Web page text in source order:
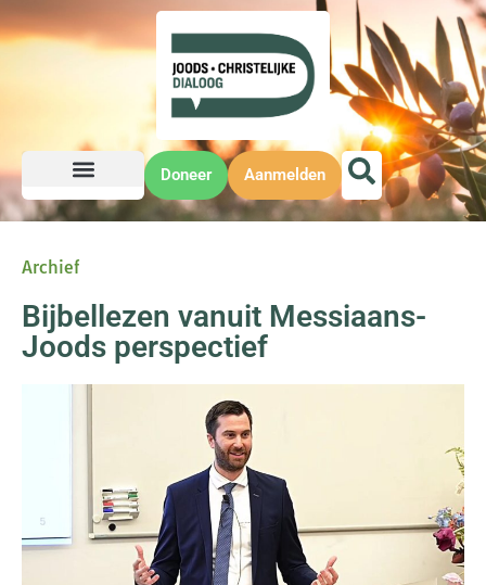
Doneer Aanmelden
Archief
Bijbellezen vanuit Messiaans-
Joods perspectief